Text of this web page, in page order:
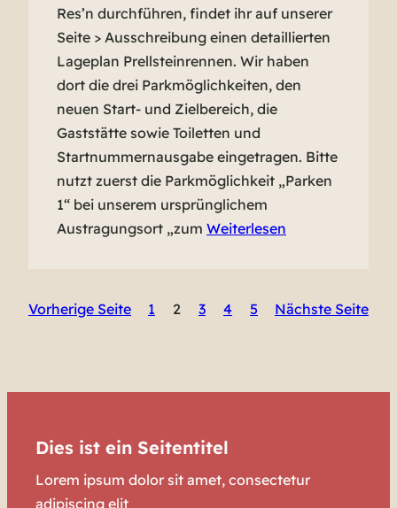
Res’n durchführen, findet ihr auf unserer
Seite > Ausschreibung einen detaillierten
Lageplan Prellsteinrennen. Wir haben
dort die drei Parkmöglichkeiten, den
neuen Start- und Zielbereich, die
Gaststätte sowie Toiletten und
Startnummernausgabe eingetragen. Bitte
nutzt zuerst die Parkmöglichkeit „Parken
1“ bei unserem ursprünglichem
Austragungsort „zum Weiterlesen
Vorherige Seite 1 2 3 4 5 Nächste Seite
Dies ist ein Seitentitel
Lorem ipsum dolor sit amet, consectetur
adipiscing elit